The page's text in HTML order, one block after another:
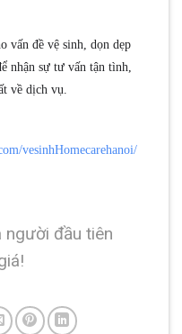
vấn đề vệ sinh, dọn dẹp
nhận sự tư vấn tận tình,
về dịch vụ.
vesinhHomecarehanoi/
người đầu tiên